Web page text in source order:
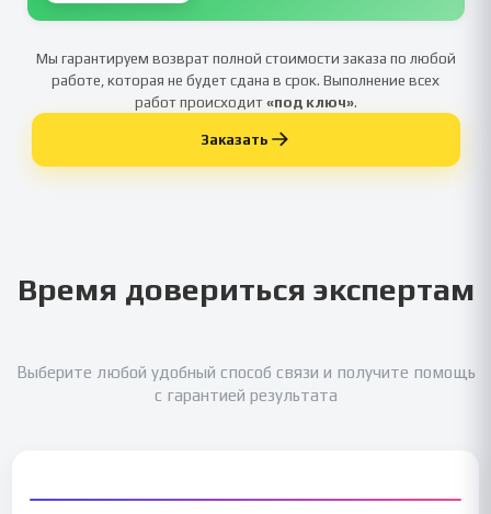
Мы гарантируем возврат полной стоимости заказа по любой
работе, которая не будет сдана в срок. Выполнение всех
работ происходит«под ключ».
Заказать
Время довериться экспертам
Выберите любой удобный способ связи и получите помощь
с гарантией результата